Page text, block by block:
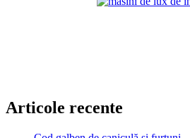
Articole recente